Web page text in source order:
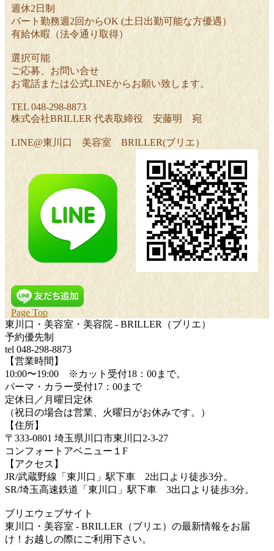
週休2日制
パート勤務週2回からOK (土日出勤可能な方優遇）
有給休暇（法令通り取得）
選択可能
ご応募、お問い合せ
お電話または公式LINEからお願い致します。
TEL 048-298-8873
株式会社BRILLER 代表取締役 安藤明 宛
LINE@東川口 美容室 BRILLER(ブリエ）
Page Top
東川口・美容室・美容院 - BRILLER（ブリエ）
予約優先制
tel 048-298-8873
【営業時間】
10:00〜19:00 ※カット受付18：00まで。
パーマ・カラー受付17：00まで
定休日／月曜日定休
（祝日の場合は営業、火曜日がお休みです。）
【住所】
〒333-0801 埼玉県川口市東川口2-3-27
コンフォートアベニュー１F
【アクセス】
JR/武蔵野線「東川口」駅下車 2出口より徒歩3分。
SR/埼玉高速鉄道「東川口」駅下車 3出口より徒歩3分。
ブリエウェブサイト
東川口・美容室 - BRILLER（ブリエ）の最新情報をお届
け！お越しの際にご利用下さい。